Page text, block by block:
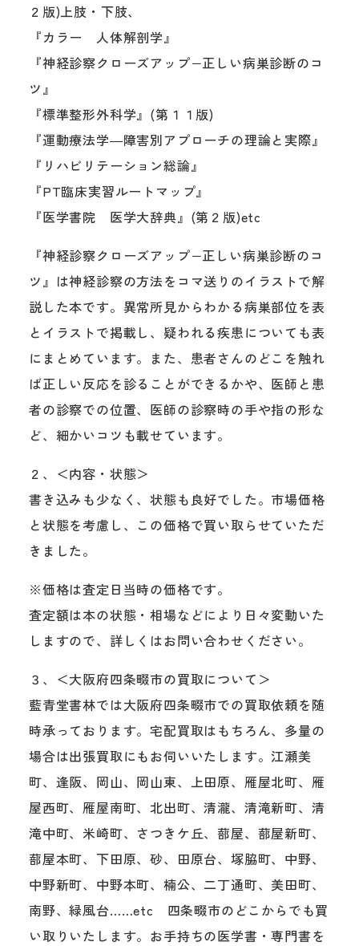
２版)上肢・下肢、
『カラー 人体解剖学』
『神経診察クローズアップ−正しい病巣診断のコ
ツ』
『標準整形外科学』(第１１版)
『運動療法学―障害別アプローチの理論と実際』
『リハビリテーション総論』
『PT臨床実習ルートマップ』
『医学書院 医学大辞典』(第２版)etc
『神経診察クローズアップ−正しい病巣診断のコ
ツ』は神経診察の方法をコマ送りのイラストで解
説した本です。異常所見からわかる病巣部位を表
とイラストで掲載し、疑われる疾患についても表
にまとめています。また、患者さんのどこを触れ
ば正しい反応を診ることができるかや、医師と患
者の診察での位置、医師の診察時の手や指の形な
ど、細かいコツも載せています。
２、＜内容・状態＞
書き込みも少なく、状態も良好でした。市場価格
と状態を考慮し、この価格で買い取らせていただ
きました。
※価格は査定日当時の価格です。
査定額は本の状態・相場などにより日々変動いた
しますので、詳しくはお問い合わせください。
３、＜大阪府四条畷市の買取について＞
藍青堂書林では大阪府四条畷市での買取依頼を随
時承っております。宅配買取はもちろん、多量の
場合は出張買取にもお伺いいたします。江瀬美
町、逢阪、岡山、岡山東、上田原、雁屋北町、雁
屋西町、雁屋南町、北出町、清瀧、清滝新町、清
滝中町、米崎町、さつきケ丘、蔀屋、蔀屋新町、
蔀屋本町、下田原、砂、田原台、塚脇町、中野、
中野新町、中野本町、楠公、二丁通町、美田町、
南野、緑風台……etc 四条畷市のどこからでも買
い取りいたします。お手持ちの医学書・専門書を